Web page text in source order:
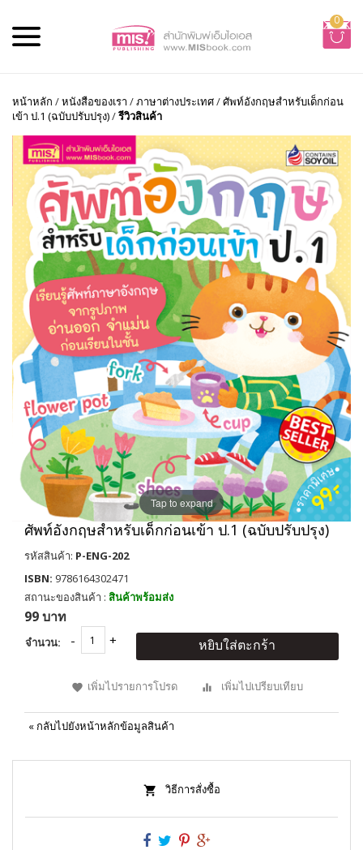
0
หน้าหลัก /หนังสือของเรา /ภาษาต่างประเทศ/ศัพท์อังกฤษสำหรับเด็กก่อน
เข้า ป.1 (ฉบับปรับปรุง)/รีวิวสินค้า
Tap to expand
ศัพท์อังกฤษสำหรับเด็กก่อนเข้า ป.1 (ฉบับปรับปรุง)
รหัสสินค้า: P-ENG-202
ISBN: 9786164302471
สถานะของสินค้า : สินค้าพร้อมส่ง
99 บาท
จำนวน: หยิบใส่ตะกร้า
เพิ่มไปรายการโปรด เพิ่มไปเปรียบเทียบ
« กลับไปยังหน้าหลักข้อมูลสินค้า
วิธีการสั่งซื้อ